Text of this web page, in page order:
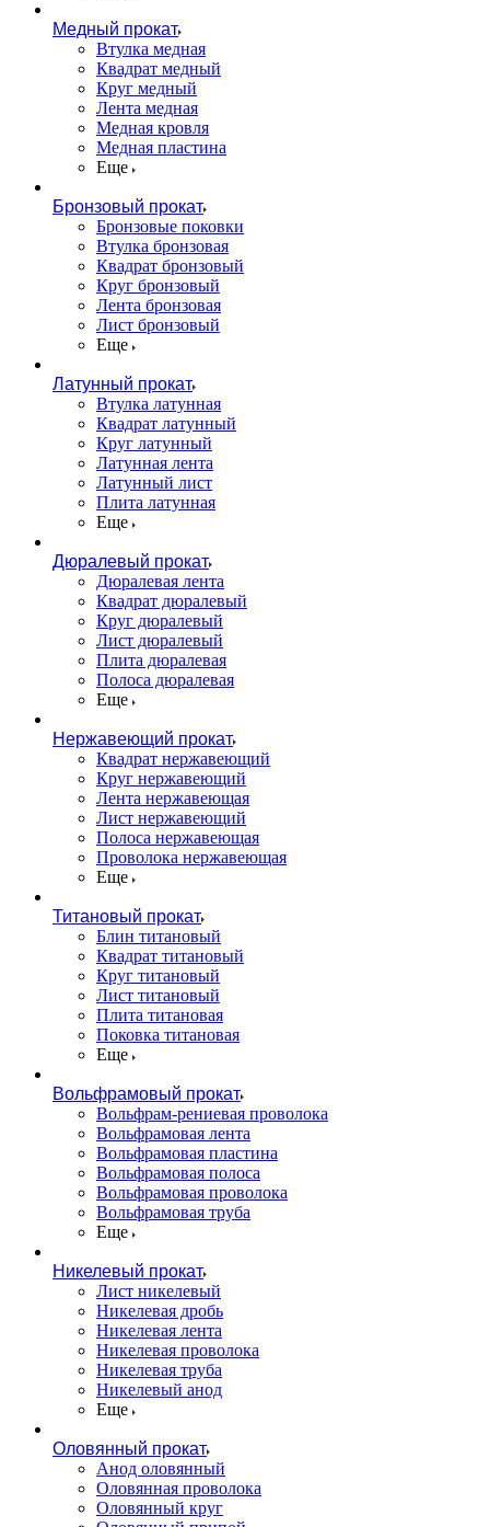
Медный прокат
Втулка медная
Квадрат медный
Круг медный
Лента медная
Медная кровля
Медная пластина
Еще
Бронзовый прокат
Бронзовые поковки
Втулка бронзовая
Квадрат бронзовый
Круг бронзовый
Лента бронзовая
Лист бронзовый
Еще
Латунный прокат
Втулка латунная
Квадрат латунный
Круг латунный
Латунная лента
Латунный лист
Плита латунная
Еще
Дюралевый прокат
Дюралевая лента
Квадрат дюралевый
Круг дюралевый
Лист дюралевый
Плита дюралевая
Полоса дюралевая
Еще
Нержавеющий прокат
Квадрат нержавеющий
Круг нержавеющий
Лента нержавеющая
Лист нержавеющий
Полоса нержавеющая
Проволока нержавеющая
Еще
Титановый прокат
Блин титановый
Квадрат титановый
Круг титановый
Лист титановый
Плита титановая
Поковка титановая
Еще
Вольфрамовый прокат
Вольфрам-рениевая проволока
Вольфрамовая лента
Вольфрамовая пластина
Вольфрамовая полоса
Вольфрамовая проволока
Вольфрамовая труба
Еще
Никелевый прокат
Лист никелевый
Никелевая дробь
Никелевая лента
Никелевая проволока
Никелевая труба
Никелевый анод
Еще
Оловянный прокат
Анод оловянный
Оловянная проволока
Оловянный круг